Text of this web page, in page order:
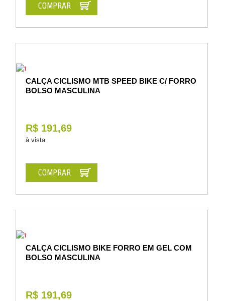
COMPRAR
CALÇA CICLISMO MTB SPEED BIKE C/ FORRO
BOLSO MASCULINA
R$ 191,69
à vista
COMPRAR
CALÇA CICLISMO BIKE FORRO EM GEL COM
BOLSO MASCULINA
R$ 191,69